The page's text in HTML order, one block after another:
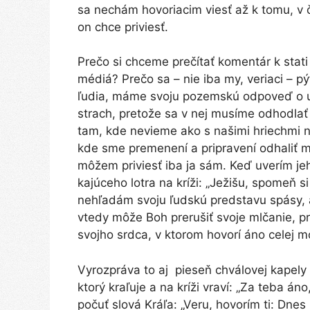
sa nechám hovoriacim viesť až k tomu,
on chce priviesť.
Prečo si chceme prečítať komentár k
médiá? Prečo sa – nie iba my, veriaci –
ľudia, máme svoju pozemskú odpoveď o
strach, pretože sa v nej musíme
tam, kde nevieme ako s našimi hriechmi
kde sme premenení a pripravení odhaliť
môžem priviesť iba ja sám. Keď uverím
kajúceho lotra na kríži: „Ježišu, spomeň
nehľadám svoju ľudskú predstavu
vtedy môže Boh prerušiť svoje mlčanie,
svojho srdca, v ktorom hovorí áno celej
Vyrozpráva to aj pieseň chválovej kapely
ktorý kraľuje a na kríži vraví: „Za teba
počuť slová Kráľa: „Veru, hovorím ti: